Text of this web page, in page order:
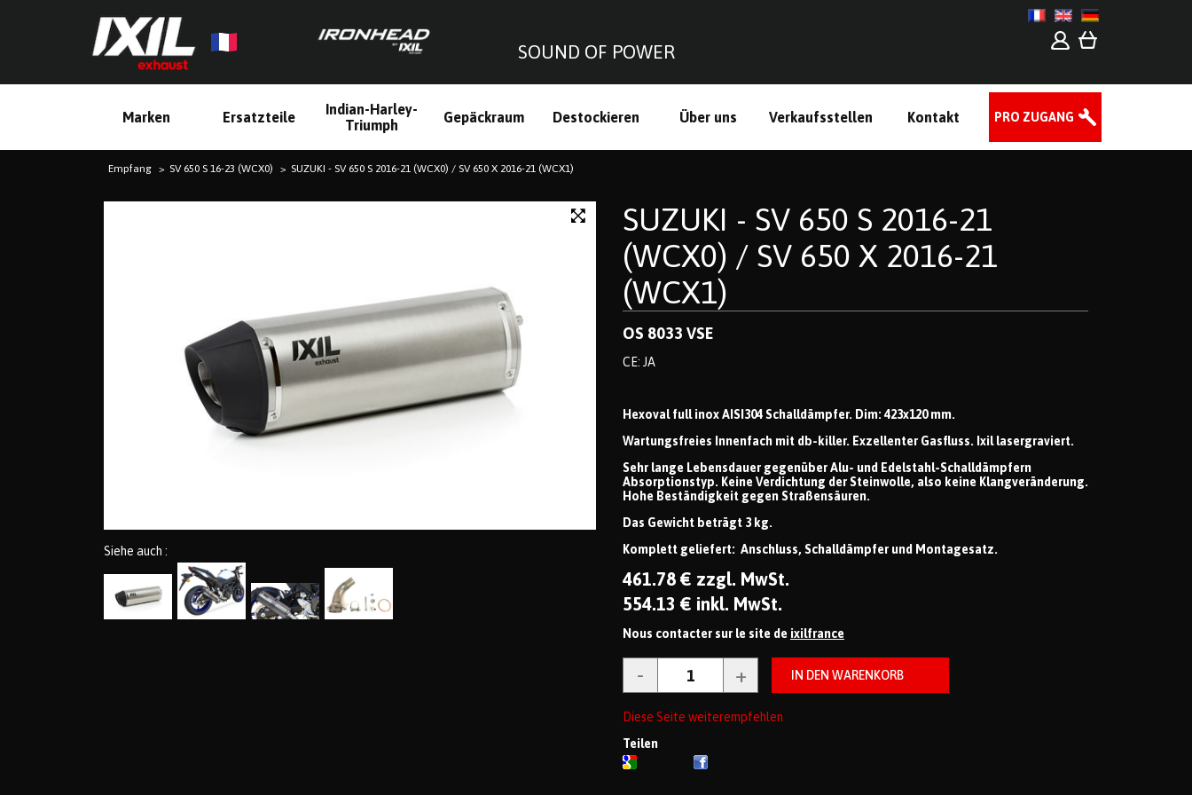
SOUND OF POWER
Marken Ersatzteile
Indian-Harley-
Triumph
Gepäckraum Destockieren Über uns Verkaufsstellen Kontakt PRO ZUGANG
Empfang SV 650 S 16-23 (WCX0) SUZUKI - SV 650 S 2016-21 (WCX0) / SV 650 X 2016-21 (WCX1)
Siehe auch :
SUZUKI - SV 650 S 2016-21
(WCX0) / SV 650 X 2016-21
(WCX1)
OS 8033 VSE
CE: JA
Hexoval full inox AISI304 Schalldämpfer. Dim: 423x120 mm.
Wartungsfreies Innenfach mit db-killer. Exzellenter Gasfluss. Ixil lasergraviert.
Sehr lange Lebensdauer gegenüber Alu- und Edelstahl-Schalldämpfern
Absorptionstyp. Keine Verdichtung der Steinwolle, also keine Klangveränderung.
Hohe Beständigkeit gegen Straßensäuren.
Das Gewicht beträgt 3 kg.
Komplett geliefert: Anschluss, Schalldämpfer und Montagesatz.
461.78 € zzgl. MwSt.
554.13 € inkl. MwSt.
Nous contacter sur le site de ixilfrance
Diese Seite weiterempfehlen
Teilen